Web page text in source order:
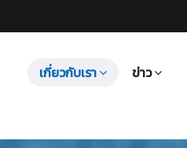
เกี่ยวกับเรา ข่าว